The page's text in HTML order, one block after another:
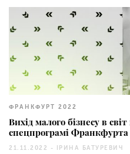
ФРАНКФУРТ 2022
Вихід малого бізнесу в
спецпрограмі Франкфурта
21.11.2022 - ІРИНА БАТУРЕВИЧ